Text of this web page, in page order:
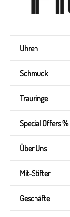
Uhren
Schmuck
Trauringe
Special Offers %
Über Uns
Mit-Stifter
Geschäfte